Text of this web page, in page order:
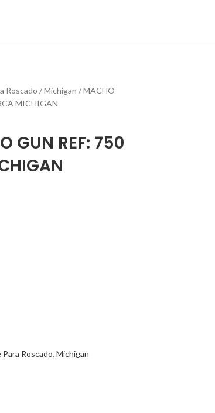
Roscado Michigan
MACHO
MICHIGAN
GUN REF: 750
Roscado, Michigan